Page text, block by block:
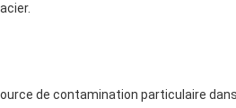
de contamination particulaire